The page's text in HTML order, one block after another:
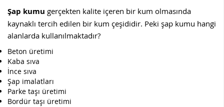
Şap kumu gerçekten kalite içeren bir kum olmasında
kaynaklı tercih edilen bir kum çeşididir. Peki şap kumu hangi
alanlarda kullanılmaktadır?
Beton üretimi
Kaba sıva
İnce sıva
Şap imalatları
Parke taşı üretimi
Bordür taşı üretimi